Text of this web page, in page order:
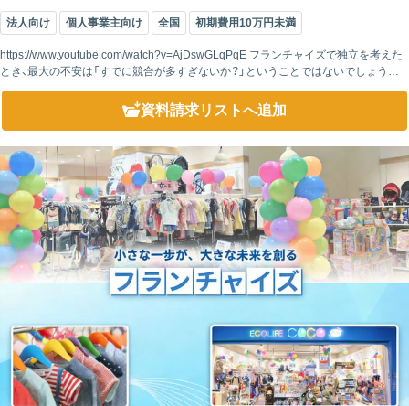
法人向け 個人事業主向け 全国 初期費用10万円未満
https://www.youtube.com/watch?v=AjDswGLqPqE フランチャイズで独立を考えた
とき、最大の不安は「すでに競合が多すぎないか？」ということではないでしょうか。
飲食、コンビニ、一般リユース、ど...
資料請求リストへ追加